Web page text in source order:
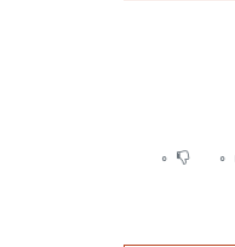
0
0